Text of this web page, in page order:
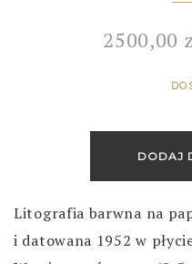
2500,00
DODAJ
Litografia barwna na
i datowana 1952 w